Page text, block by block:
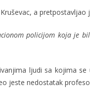
a
policijom koja je
ljudi sa kojima
jeste nedostatak